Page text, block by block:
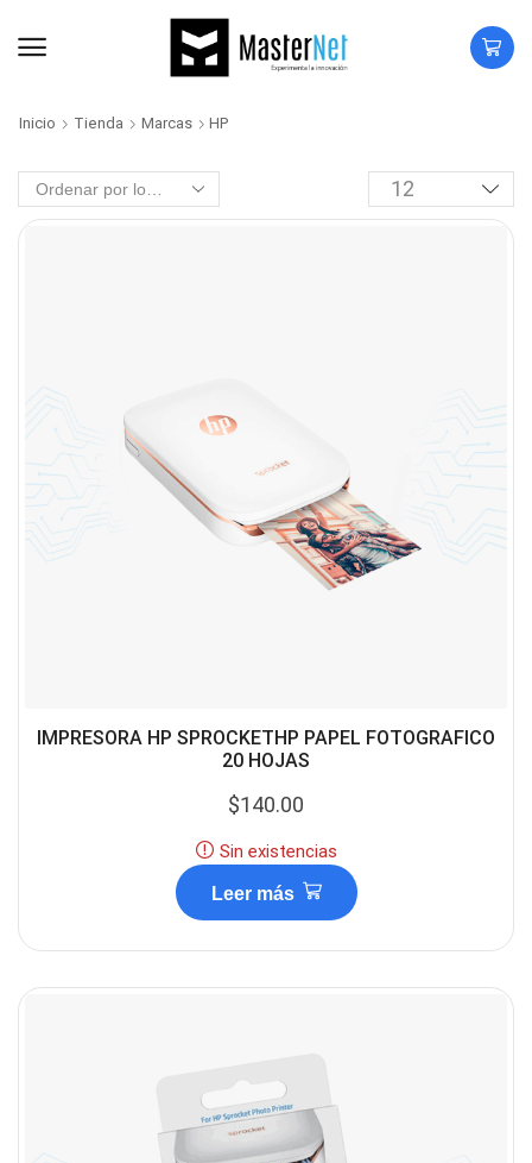
Inicio Tienda Marcas HP
IMPRESORA HP SPROCKETHP PAPEL FOTOGRAFICO
20 HOJAS
$140.00
Sin existencias
Leer más